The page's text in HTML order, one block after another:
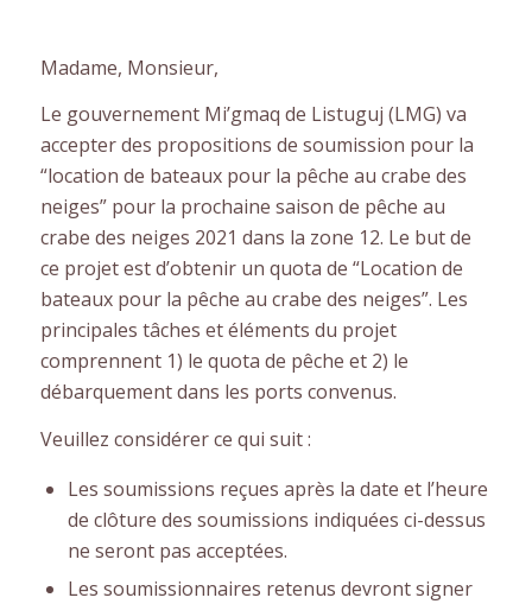
Madame, Monsieur,
Le gouvernement Mi’gmaq de Listuguj (LMG) va
accepter des propositions de soumission pour la
“location de bateaux pour la pêche au crabe des
neiges” pour la prochaine saison de pêche au
crabe des neiges 2021 dans la zone 12. Le but de
ce projet est d’obtenir un quota de “Location de
bateaux pour la pêche au crabe des neiges”. Les
principales tâches et éléments du projet
comprennent 1) le quota de pêche et 2) le
débarquement dans les ports convenus.
Veuillez considérer ce qui suit :
Les soumissions reçues après la date et l’heure
de clôture des soumissions indiquées ci-dessus
ne seront pas acceptées.
Les soumissionnaires retenus devront signer